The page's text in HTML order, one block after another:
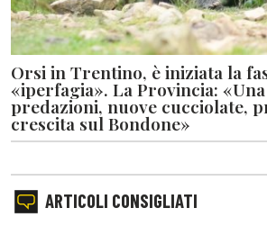
Orsi in Trentino, è iniziata la
«iperfagia». La Provincia:
predazioni, nuove cucciolate,
crescita sul Bondone»
ARTICOLI CONSIGLIATI